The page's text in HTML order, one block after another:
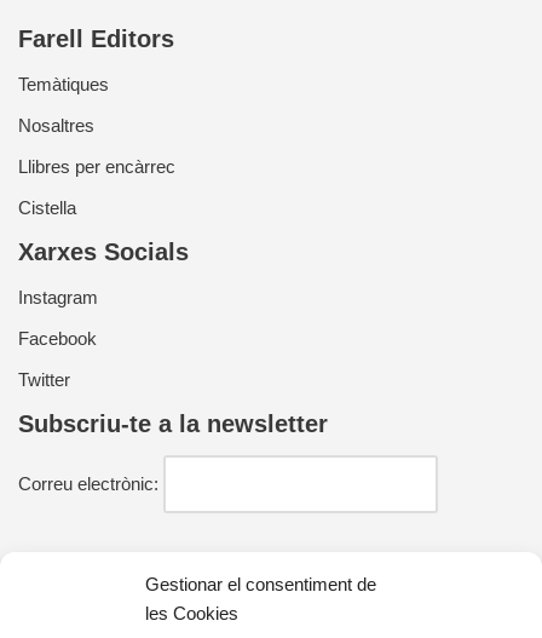
Gestionar el consentiment de
les Cookies
Farell Editors
Temàtiques
Nosaltres
Llibres per encàrrec
Cistella
Xarxes Socials
Instagram
Facebook
Twitter
Subscriu-te a la newsletter
Correu electrònic: